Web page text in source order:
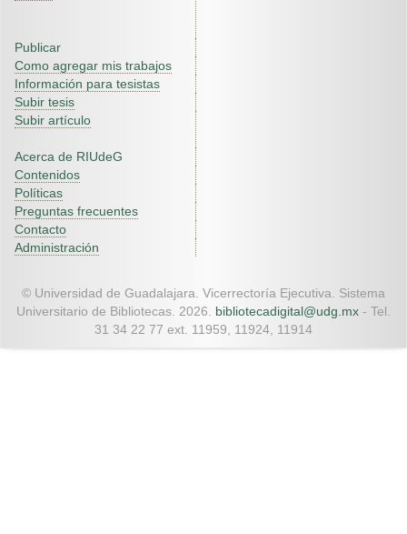
Publicar
Como agregar mis trabajos
Información para tesistas
Subir tesis
Subir artículo
Acerca de RIUdeG
Contenidos
Políticas
Preguntas frecuentes
Contacto
Administración
© Universidad de Guadalajara. Vicerrectoría Ejecutiva. Sistema
Universitario de Bibliotecas. 2026. bibliotecadigital@udg.mx - Tel.
31 34 22 77 ext. 11959, 11924, 11914